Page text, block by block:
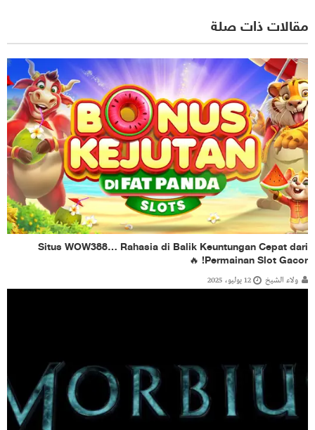
مقالات ذات صلة
Situs WOW388… Rahasia di Balik Keuntungan Cepat dari
Permainan Slot Gacor! 🔥
ولاء الشيخ 12 يوليو، 2025